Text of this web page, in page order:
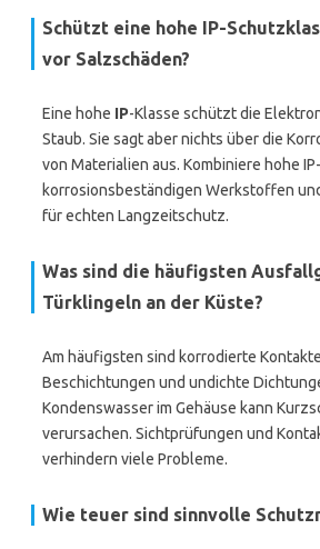
Schützt eine hohe IP-
vor Salzschäden?
Eine hohe IP-Klasse schützt die
Staub. Sie sagt aber nichts über die
von Materialien aus. Kombiniere hohe
korrosionsbeständigen Werkstoffen
für echten Langzeitschutz.
Was sind die häufigsten
Türklingeln an der Küste?
Am häufigsten sind korrodierte
Beschichtungen und undichte
Kondenswasser im Gehäuse kann
verursachen. Sichtprüfungen und
verhindern viele Probleme.
Wie teuer sind sinnvolle